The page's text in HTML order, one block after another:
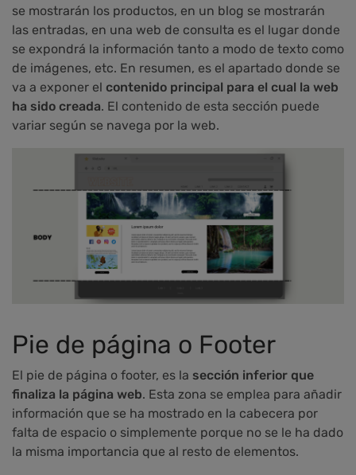
se mostrarán los productos, en un blog se mostrarán
las entradas, en una web de consulta es el lugar donde
se expondrá la información tanto a modo de texto como
de imágenes, etc. En resumen, es el apartado donde se
va a exponer el contenido principal para el cual la web
ha sido creada. El contenido de esta sección puede
variar según se navega por la web.
Pie de página o Footer
El pie de página o footer, es la sección inferior que
finaliza la página web. Esta zona se emplea para añadir
información que se ha mostrado en la cabecera por
falta de espacio o simplemente porque no se le ha dado
la misma importancia que al resto de elementos.